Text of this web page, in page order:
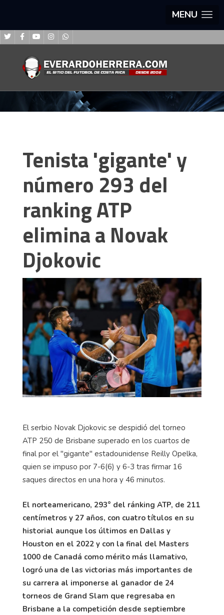
MENU
Tenista 'gigante' y
número 293 del
ranking ATP
elimina a Novak
Djokovic
El serbio Novak Djokovic se despidió del torneo
ATP 250 de Brisbane superado en los cuartos de
final por el "gigante" estadounidense Reilly Opelka,
quien se impuso por 7-6(6) y 6-3 tras firmar 16
saques directos en una hora y 46 minutos.
El norteamericano, 293° del ránking ATP, de 211
centímetros y 27 años, con cuatro títulos en su
historial aunque los últimos en Dallas y
Houston en el 2022 y con la final del Masters
1000 de Canadá como mérito más llamativo,
logró una de las victorias más importantes de
su carrera al imponerse al ganador de 24
torneos de Grand Slam que regresaba en
Brisbane a la competición desde septiembre